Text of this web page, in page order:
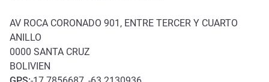
AV ROCA CORONADO 901, ENTRE TERCER Y CUARTO
ANILLO
0000 SANTA CRUZ
BOLIVIEN